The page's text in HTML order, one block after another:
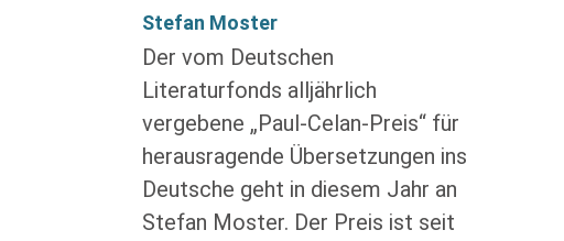
Stefan Moster
Der vom Deutschen
Literaturfonds alljährlich
vergebene „Paul-Celan-Preis“ für
herausragende Übersetzungen ins
Deutsche geht in diesem Jahr an
Stefan Moster. Der Preis ist seit